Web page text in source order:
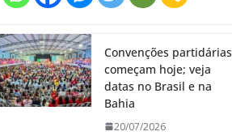
Convenções partidárias
começam hoje; veja
datas no Brasil e na
Bahia
20/07/2026